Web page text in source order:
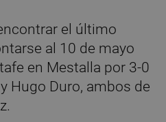
el último
al 10 de mayo
en Mestalla por 3-0
Hugo Duro, ambos de